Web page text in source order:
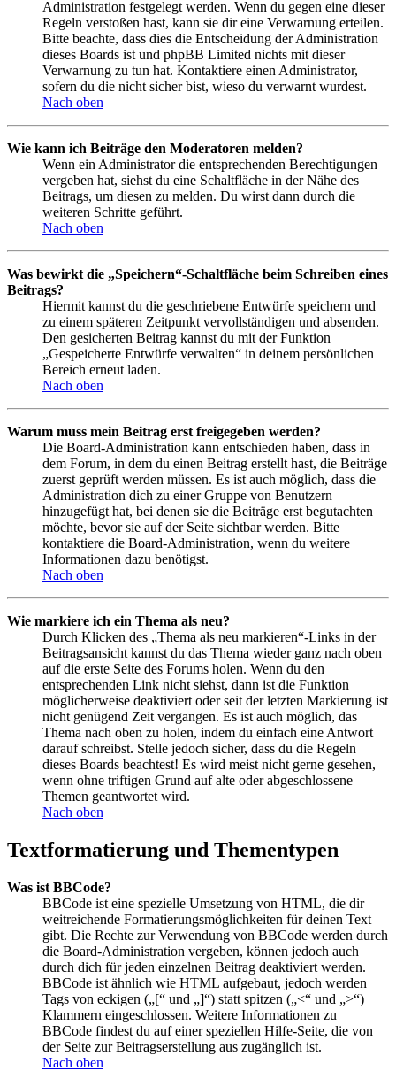
Administration festgelegt werden. Wenn du gegen eine dieser
Regeln verstoßen hast, kann sie dir eine Verwarnung erteilen.
Bitte beachte, dass dies die Entscheidung der Administration
dieses Boards ist und phpBB Limited nichts mit dieser
Verwarnung zu tun hat. Kontaktiere einen Administrator,
sofern du die nicht sicher bist, wieso du verwarnt wurdest.
Nach oben
Wie kann ich Beiträge den Moderatoren melden?
Wenn ein Administrator die entsprechenden Berechtigungen
vergeben hat, siehst du eine Schaltfläche in der Nähe des
Beitrags, um diesen zu melden. Du wirst dann durch die
weiteren Schritte geführt.
Nach oben
Was bewirkt die „Speichern“-Schaltfläche beim Schreiben eines
Beitrags?
Hiermit kannst du die geschriebene Entwürfe speichern und
zu einem späteren Zeitpunkt vervollständigen und absenden.
Den gesicherten Beitrag kannst du mit der Funktion
„Gespeicherte Entwürfe verwalten“ in deinem persönlichen
Bereich erneut laden.
Nach oben
Warum muss mein Beitrag erst freigegeben werden?
Die Board-Administration kann entschieden haben, dass in
dem Forum, in dem du einen Beitrag erstellt hast, die Beiträge
zuerst geprüft werden müssen. Es ist auch möglich, dass die
Administration dich zu einer Gruppe von Benutzern
hinzugefügt hat, bei denen sie die Beiträge erst begutachten
möchte, bevor sie auf der Seite sichtbar werden. Bitte
kontaktiere die Board-Administration, wenn du weitere
Informationen dazu benötigst.
Nach oben
Wie markiere ich ein Thema als neu?
Durch Klicken des „Thema als neu markieren“-Links in der
Beitragsansicht kannst du das Thema wieder ganz nach oben
auf die erste Seite des Forums holen. Wenn du den
entsprechenden Link nicht siehst, dann ist die Funktion
möglicherweise deaktiviert oder seit der letzten Markierung ist
nicht genügend Zeit vergangen. Es ist auch möglich, das
Thema nach oben zu holen, indem du einfach eine Antwort
darauf schreibst. Stelle jedoch sicher, dass du die Regeln
dieses Boards beachtest! Es wird meist nicht gerne gesehen,
wenn ohne triftigen Grund auf alte oder abgeschlossene
Themen geantwortet wird.
Nach oben
Textformatierung und Thementypen
Was ist BBCode?
BBCode ist eine spezielle Umsetzung von HTML, die dir
weitreichende Formatierungsmöglichkeiten für deinen Text
gibt. Die Rechte zur Verwendung von BBCode werden durch
die Board-Administration vergeben, können jedoch auch
durch dich für jeden einzelnen Beitrag deaktiviert werden.
BBCode ist ähnlich wie HTML aufgebaut, jedoch werden
Tags von eckigen („[“ und „]“) statt spitzen („<“ und „>“)
Klammern eingeschlossen. Weitere Informationen zu
BBCode findest du auf einer speziellen Hilfe-Seite, die von
der Seite zur Beitragserstellung aus zugänglich ist.
Nach oben